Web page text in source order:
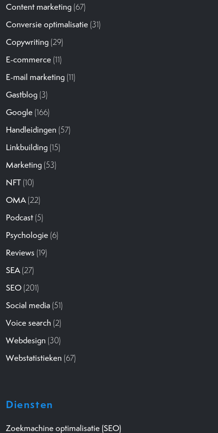
Content marketing (67)
Conversie optimalisatie (31)
Copywriting (29)
E-commerce (11)
E-mail marketing (11)
Gastblog (3)
Google (166)
Handleidingen (57)
Linkbuilding (15)
Marketing (53)
NFT (10)
OMA(22)
Podcast (5)
Psychologie (6)
Reviews (19)
SEA(27)
SEO (201)
Social media (51)
Voice search (2)
Webdesign (30)
Webstatistieken (67)
Diensten
Zoekmachine optimalisatie (SEO)